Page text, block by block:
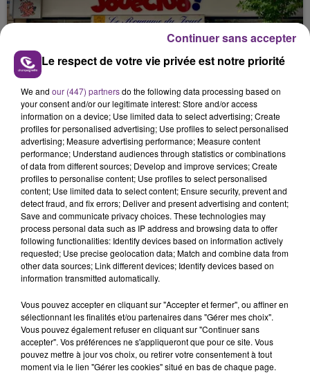
LE MAGASIN JOUÉCLUB DE REIMS FERME
SES PORTES
C'était l'une des institutions du centre-ville
rémois. Le magasin JouéClub est contraint de
fermer ses portes.
TITRES DIFFUSÉS
5h19
5h19
ZAHO & MC SOLAAR
Comme Caroline
5h17
5h17
AVA MAX
Kings & Queens
Le respect de votre vie privée est notre priorité
We and our (447) partnersdo the following data processing based on
your consent and/or our legitimate interest: Store and/or access
information on a device; Use limited data to select advertising; Create
profiles for personalised advertising; Use profiles to select personalised
advertising; Measure advertising performance; Measure content
performance; Understand audiences through statistics or combinations
of data from different sources; Develop and improve services; Create
profiles to personalise content; Use profiles to select personalised
content; Use limited data to select content; Ensure security, prevent and
detect fraud, and fix errors; Deliver and present advertising and content;
Save and communicate privacy choices. These technologies may
process personal data such as IP address and browsing data to offer
following functionalities: Identify devices based on information actively
requested; Use precise geolocation data; Match and combine data from
other data sources; Link different devices; Identify devices based on
information transmitted automatically.
Vous pouvez accepter en cliquant sur "Accepter et fermer", ou affiner en
sélectionnant les finalités et/ou partenaires dans "Gérer mes choix".
Vous pouvez également refuser en cliquant sur "Continuer sans
accepter". Vos préférences ne s'appliqueront que pour ce site. Vous
pouvez mettre à jour vos choix, ou retirer votre consentement à tout
moment via le lien "Gérer les cookies" situé en bas de chaque page.
Continuer sans accepter